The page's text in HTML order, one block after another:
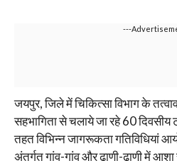
---
जयपुर, जिले में चिकित्सा विभाग के
सहभागिता से चलाये जा रहे 60
तहत विभिन्न जागरूकता गतिविधियां
अंतर्गत गांव-गांव और ढ़ाणी-ढाणी में आशा